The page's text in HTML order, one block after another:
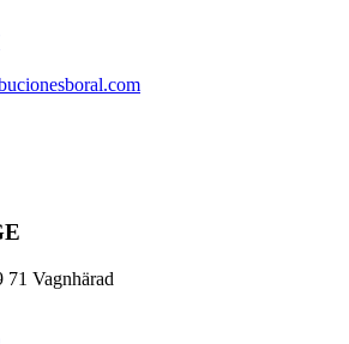
Vagnhärad